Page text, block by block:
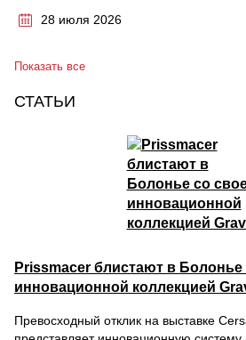
28 июля 2026
Показать все
СТАТЬИ
Prissmacer блистают в Болонье
инновационной коллекцией
Превосходный отклик на выставке